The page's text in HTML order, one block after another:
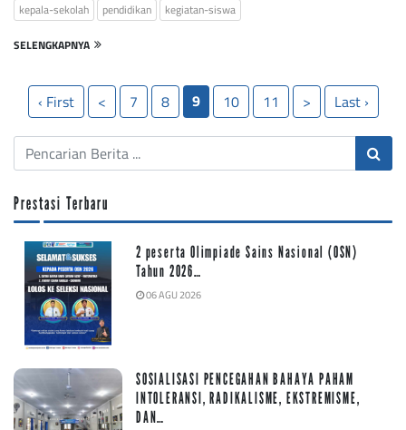
kepala-sekolah
pendidikan kegiatan-siswa
SELENGKAPNYA
‹ First < 7 8 9 10 11 > Last ›
Prestasi Terbaru
2 peserta Olimpiade Sains Nasional (OSN)
Tahun 2026…
06 AGU 2026
SOSIALISASI PENCEGAHAN BAHAYA PAHAM
INTOLERANSI, RADIKALISME, EKSTREMISME,
DAN…